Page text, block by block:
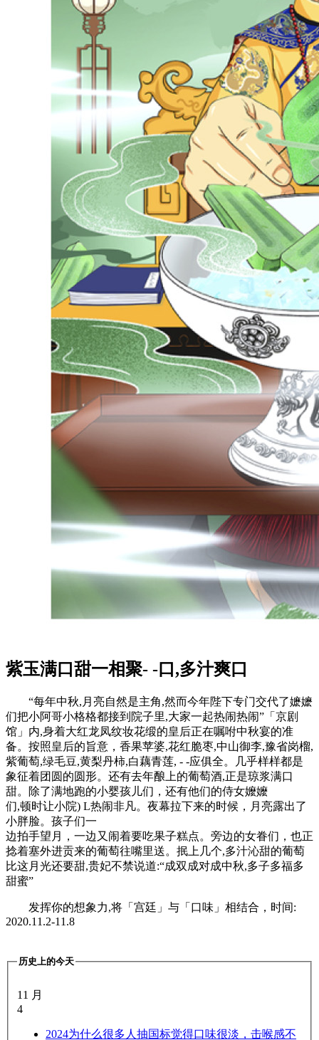
紫玉满口甜一相聚- -口,多汁爽口
“每年中秋,月亮自然是主角,然而今年陛下专门交代了嬷嬷
们把小阿哥小格格都接到院子里,大家一起热闹热闹”「京剧
馆」内,身着大红龙凤纹妆花缎的皇后正在嘱咐中秋宴的准
备。按照皇后的旨意，香果苹婆,花红脆枣,中山御李,豫省岗榴,
紫葡萄,绿毛豆,黄梨丹柿,白藕青莲, - -应俱全。几乎样样都是
象征着团圆的圆形。还有去年酿上的葡萄酒,正是琼浆满口
甜。除了满地跑的小婴孩儿们，还有他们的侍女嬤嬤
们,顿时让小院) L热闹非凡。夜幕拉下来的时候，月亮露出了
小胖脸。孩子们一
边拍手望月，一边又闹着要吃果子糕点。旁边的女眷们，也正
捻着塞外进贡来的葡萄往嘴里送。抿上几个,多汁沁甜的葡萄
比这月光还要甜,贵妃不禁说道:“成双成对成中秋,多子多福多
甜蜜”
发挥你的想象力,将「宫廷」与「口味」相结合，时间:
2020.11.2-11.8
历史上的今天
11 月
4
2024为什么很多人抽国标觉得口味很淡，击喉感不